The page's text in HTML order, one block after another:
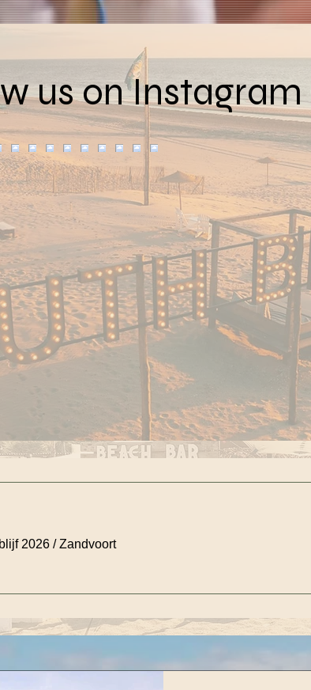
us on Instagram
2026 /Zandvoort